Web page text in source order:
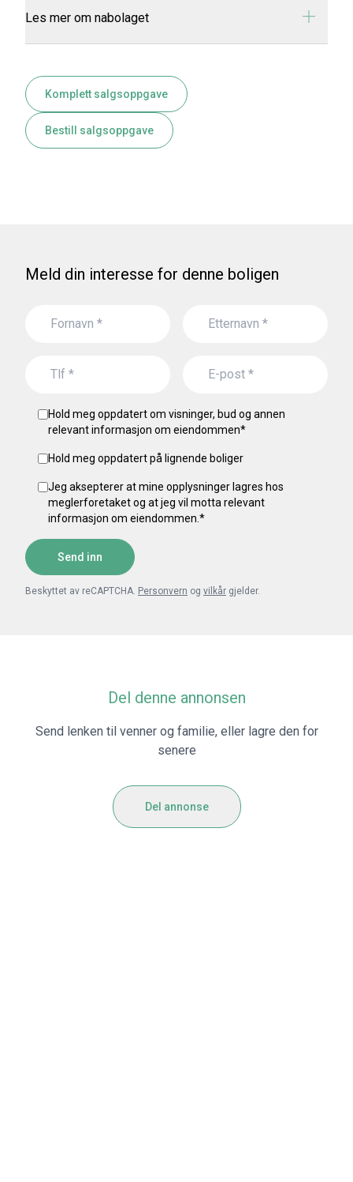
Les mer om nabolaget
Komplett salgsoppgave
Bestill salgsoppgave
Meld din interesse for denne boligen
Hold meg oppdatert om visninger, bud og annen
relevant informasjon om eiendommen*
Hold meg oppdatert på lignende boliger
Jeg aksepterer at mine opplysninger lagres hos
meglerforetaket og at jeg vil motta relevant
informasjon om eiendommen. *
Send inn
Beskyttet av reCAPTCHA. Personvern og vilkår gjelder.
Del denne annonsen
Send lenken til venner og familie, eller lagre den for
senere
Del annonse